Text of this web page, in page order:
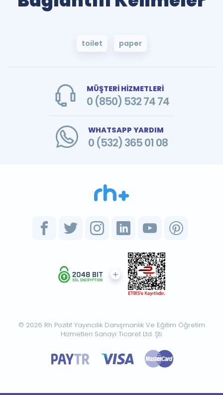
toilet paper
MÜŞTERİ HİZMETLERİ
0 (850) 532 74 74
WHATSAPP YARDIM
0 (532) 365 01 08
© 2026 Rh Pozitif Yayıncılık Danışmanlık Ve Eğitim Öğretim
Hizmetleri Sanayi Ticaret Ltd. Şti.